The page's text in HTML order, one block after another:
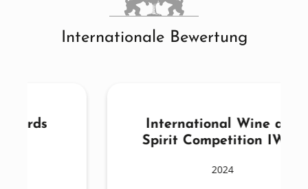
Internationale Bewertung
International Wine and
Spirit Competition IWSC